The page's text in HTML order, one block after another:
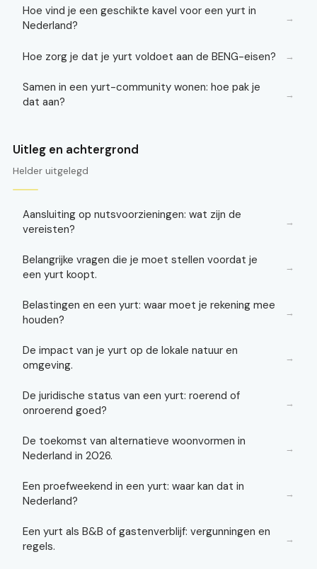
Hoe vind je een geschikte kavel voor een yurt in
Nederland?
→
Hoe zorg je dat je yurt voldoet aan de BENG-eisen? →
Samen in een yurt-community wonen: hoe pak je
dat aan?
→
Uitleg en achtergrond
Helder uitgelegd
Aansluiting op nutsvoorzieningen: wat zijn de
vereisten?
→
Belangrijke vragen die je moet stellen voordat je
een yurt koopt.
→
Belastingen en een yurt: waar moet je rekening mee
houden?
→
De impact van je yurt op de lokale natuur en
omgeving.
→
De juridische status van een yurt: roerend of
onroerend goed?
→
De toekomst van alternatieve woonvormen in
Nederland in 2026.
→
Een proefweekend in een yurt: waar kan dat in
Nederland?
→
Een yurt als B&B of gastenverblijf: vergunningen en
regels.
→